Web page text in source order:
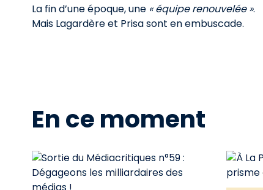
La fin d’une époque, une « équipe renouvelée ».
Mais Lagardère et Prisa sont en embuscade.
En ce moment